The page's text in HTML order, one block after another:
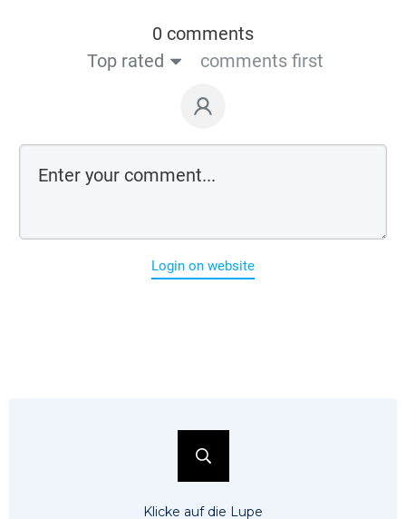
0 comments
Top rated
comments first
Login on website
Klicke auf die Lupe